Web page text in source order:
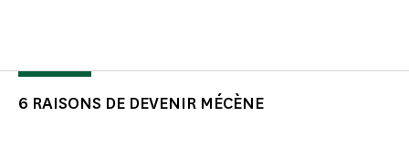
6 RAISONS DE DEVENIR MÉCÈNE